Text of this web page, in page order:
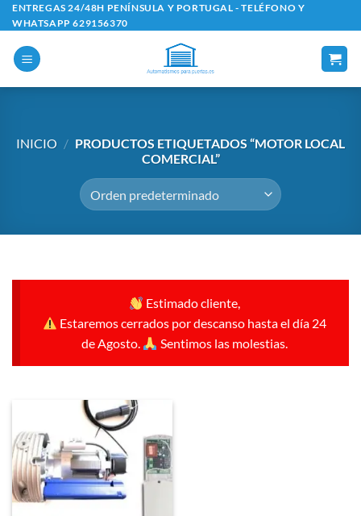
Saltar
al
contenido
ENTREGAS 24/48H PENÍNSULA Y PORTUGAL - TELÉFONO Y
WHATSAPP 629156370
INICIO / PRODUCTOS ETIQUETADOS “MOTOR LOCAL
COMERCIAL”
Estimado cliente,
Estaremos cerrados por descanso hasta el día 24
de Agosto.
Sentimos las molestias.